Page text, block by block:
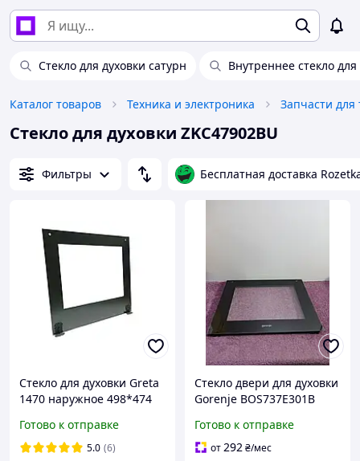
Стекло для духовки сатурн Внутреннее стекло
Каталог товаров Техника и электроника
Стекло для духовки ZKC47902BU
Фильтры Бесплатная доставка
Стекло для духовки Greta
1470 наружное 498*474
Готово к отправке
5.0 (6)
Стекло двери для духовки
Gorenje BOS737E301B
Готово к отправке
от292₴/мес